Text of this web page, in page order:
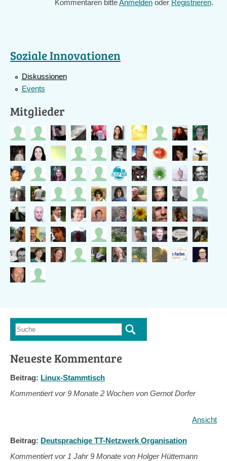
Todays
Kommentaren bitteAnmeldenoder Registrieren.
Soziale Innovationen
Diskussionen
Events
Mitglieder
Suchformular
Suche
Neueste Kommentare
Beitrag: Linux-Stammtisch
Kommentiert vor9 Monate 2 Wochen von Gernot Dorfer
Ansicht
Beitrag: Deutsprachige TT-Netzwerk Organisation
Kommentiert vor 1 Jahr 9 Monate von Holger Hüttemann